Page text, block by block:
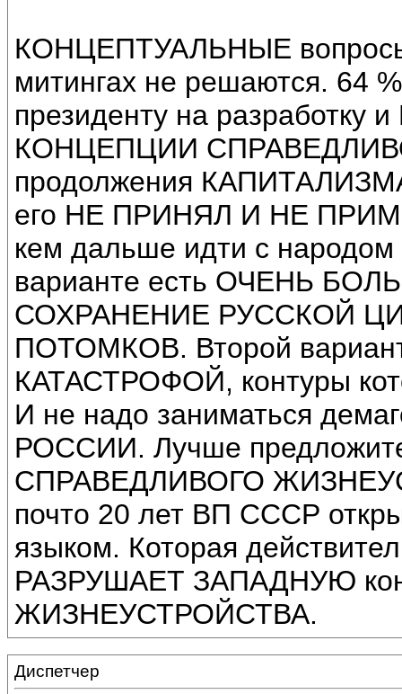
КОНЦЕПТУАЛЬНЫЕ
митингах не решаются.
президенту на
КОНЦЕПЦИИ
продолжения
его НЕ ПРИНЯЛ И НЕ
кем дальше идти с
варианте есть ОЧЕНЬ
СОХРАНЕНИЕ РУССКОЙ
ПОТОМКОВ. Второй вариант
КАТАСТРОФОЙ, контуры
И не надо заниматься
РОССИИ. Лучше
СПРАВЕДЛИВОГО
почто 20 лет ВП СССР
языком. Которая
РАЗРУШАЕТ ЗАПАДНУЮ
ЖИЗНЕУСТРОЙСТВА.
Диспетчер